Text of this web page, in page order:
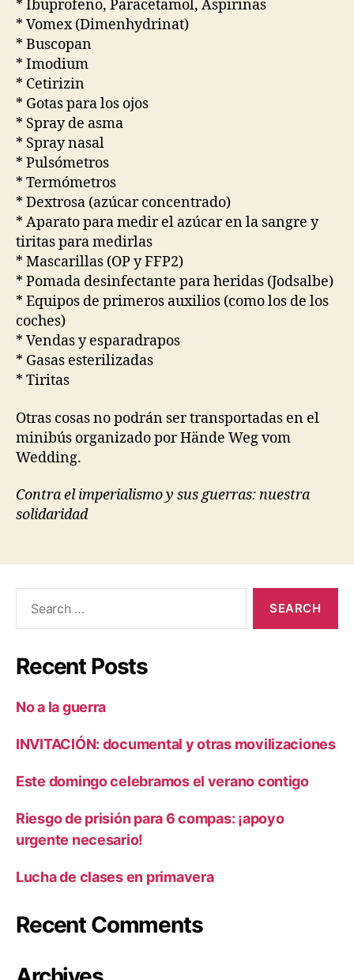
* Ibuprofeno, Paracetamol, Aspirinas
* Vomex (Dimenhydrinat)
* Buscopan
* Imodium
* Cetirizin
* Gotas para los ojos
* Spray de asma
* Spray nasal
* Pulsómetros
* Termómetros
* Dextrosa (azúcar concentrado)
* Aparato para medir el azúcar en la sangre y
tiritas para medirlas
* Mascarillas (OP y FFP2)
* Pomada desinfectante para heridas (Jodsalbe)
* Equipos de primeros auxilios (como los de los
coches)
* Vendas y esparadrapos
* Gasas esterilizadas
* Tiritas
Otras cosas no podrán ser transportadas en el
minibús organizado por Hände Weg vom
Wedding.
Contra el imperialismo y sus guerras: nuestra
solidaridad
Recent Posts
No a la guerra
INVITACIÓN: documental y otras movilizaciones
Este domingo celebramos el verano contigo
Riesgo de prisión para 6 compas: ¡apoyo
urgente necesario!
Lucha de clases en primavera
Recent Comments